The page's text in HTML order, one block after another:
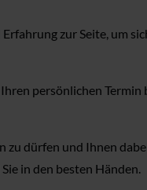
zur Seite, um
persönlichen
dürfen und Ihnen
in den besten Händen.